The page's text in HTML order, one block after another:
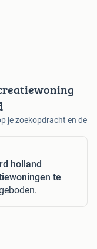
je zoekopdracht en de
holland
te